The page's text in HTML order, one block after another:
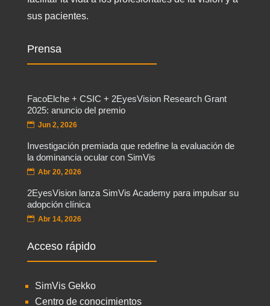
sus pacientes.
Prensa
FacoElche + CSIC + 2EyesVision Research Grant
2025: anuncio del premio
Jun 2, 2026
Investigación premiada que redefine la evaluación de
la dominancia ocular con SimVis
Abr 20, 2026
2EyesVision lanza SimVis Academy para impulsar su
adopción clínica
Abr 14, 2026
Acceso rápido
SimVis Gekko
Centro de conocimientos